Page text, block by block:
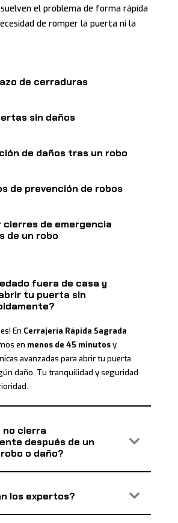
el problema de forma rápida
de romper la puerta ni la
de cerraduras
sin daños
de daños tras un robo
de prevención de robos
cierres de emergencia
de un robo
fuera de casa y
tu puerta sin
En Cerrajería Rápida Sagrada
en menos de 45 minutosy
avanzadas para abrir tu puerta
daño. Tu tranquilidad y seguridad
no cierra
después de un
o daño?
los expertos?